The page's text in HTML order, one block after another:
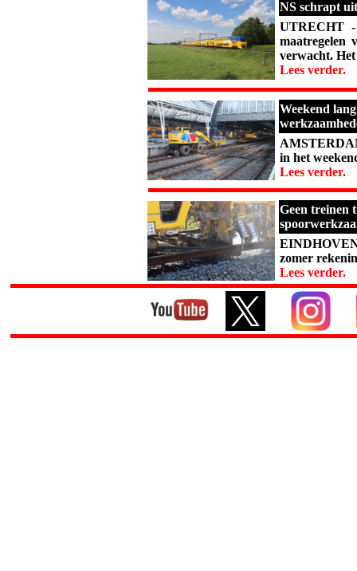
NS schrapt
UTRECHT -
maatregelen
verwacht.
Lees verder.
Weekend
in het
Lees verder.
Geen treinen
zomer
Lees verder.